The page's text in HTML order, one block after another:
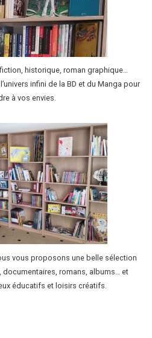
historique, roman graphique…
infini de la BD et du Manga pour
à vos envies.
vous proposons une belle sélection
romans, albums… et
éducatifs et loisirs créatifs.